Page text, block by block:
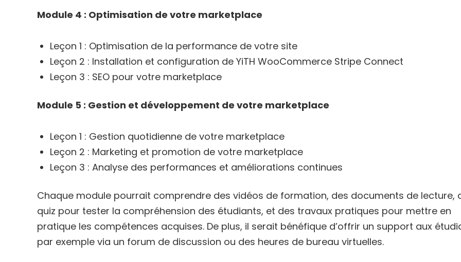
Module 4 : Optimisation de votre marketplace
Leçon 1 : Optimisation de la performance de votre site
Leçon 2 : Installation et configuration de YiTH WooCommerce Stripe Connect
Leçon 3 : SEO pour votre marketplace
Module 5 : Gestion et développement de votre marketplace
Leçon 1 : Gestion quotidienne de votre marketplace
Leçon 2 : Marketing et promotion de votre marketplace
Leçon 3 : Analyse des performances et améliorations continues
Chaque module pourrait comprendre des vidéos de formation, des documents de lecture,
quiz pour tester la compréhension des étudiants, et des travaux pratiques pour mettre en
pratique les compétences acquises. De plus, il serait bénéfique d’offrir un support aux
par exemple via un forum de discussion ou des heures de bureau virtuelles.